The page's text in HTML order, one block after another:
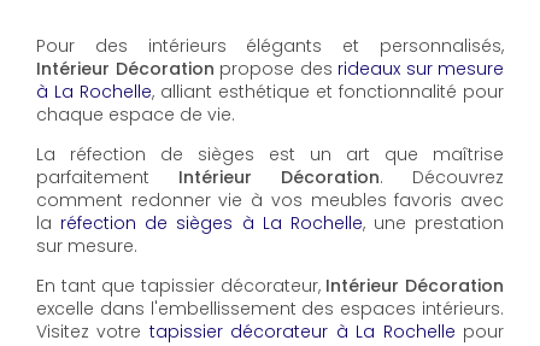
Pour des intérieurs élégants et personnalisés,
Intérieur Décoration propose des rideaux sur mesure
à La Rochelle, alliant esthétique et fonctionnalité pour
chaque espace de vie.
La réfection de sièges est un art que maîtrise
parfaitement Intérieur Décoration. Découvrez
comment redonner vie à vos meubles favoris avec
la réfection de sièges à La Rochelle, une prestation
sur mesure.
En tant que tapissier décorateur, Intérieur Décoration
excelle dans l'embellissement des espaces intérieurs.
Visitez votre tapissier décorateur à La Rochelle pour